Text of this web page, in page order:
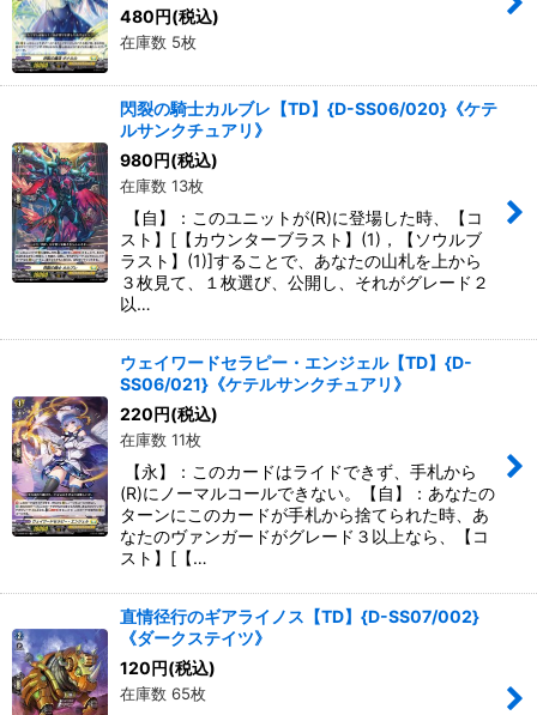
480円(税込)
在庫数 5枚
閃裂の騎士カルブレ【TD】{D-SS06/020}《ケテ
ルサンクチュアリ》
980円(税込)
在庫数 13枚
【自】：このユニットが(R)に登場した時、【コ
スト】[【カウンターブラスト】(1)，【ソウルブ
ラスト】(1)]することで、あなたの山札を上から
３枚見て、１枚選び、公開し、それがグレード２
以…
ウェイワードセラピー・エンジェル【TD】{D-
SS06/021}《ケテルサンクチュアリ》
220円(税込)
在庫数 11枚
【永】：このカードはライドできず、手札から
(R)にノーマルコールできない。【自】：あなたの
ターンにこのカードが手札から捨てられた時、あ
なたのヴァンガードがグレード３以上なら、【コ
スト】[【…
直情径行のギアライノス【TD】{D-SS07/002}
《ダークステイツ》
120円(税込)
在庫数 65枚